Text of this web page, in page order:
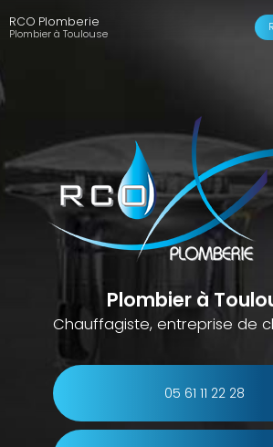
au
contenu
RCO Plomberie
Plombier à Toulouse
Plombier à
Chauffagiste, entreprise de
05 61 11 22 28